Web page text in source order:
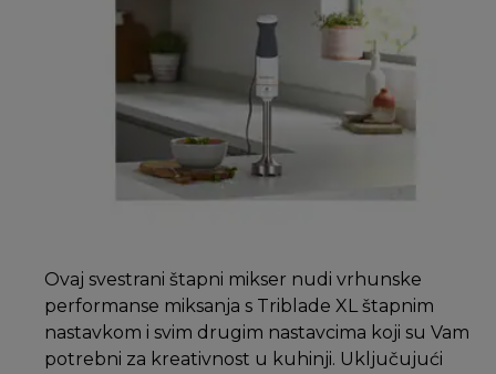
Ovaj svestrani štapni mikser nudi vrhunske
performanse miksanja s Triblade XL štapnim
nastavkom i svim drugim nastavcima koji su Vam
potrebni za kreativnost u kuhinji. Uključujući